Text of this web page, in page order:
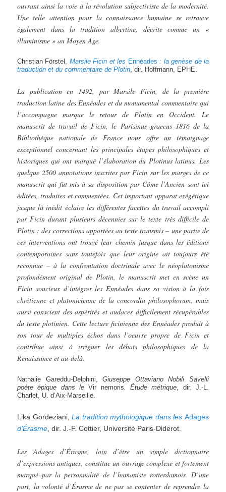
ouvrant ainsi la voie à la révolution subjectiviste de la modernité.
Une telle attention pour la connaissance humaine se retrouve
également dans la tradition albertine, décrite comme un «
illuminisme » au Moyen Age.
Christian Förstel, Marsile Ficin et les Ennéades: la genèse de la
traduction et du commentaire de Plotin, dir. Hoffmann, EPHE.
La publication en 1492, par Marsile Ficin, de la première
traduction latine des Ennéades et du monumental commentaire qui
l’accompagne marque le retour de Plotin en Occident. Le
manuscrit de travail de Ficin, le Parisinus graecus 1816 de la
Bibliothèque nationale de France nous offre un témoignage
exceptionnel concernant les principales étapes philosophiques et
historiques qui ont marqué l’élaboration du Plotinus latinus. Les
quelque 2500 annotations inscrites par Ficin sur les marges de ce
manuscrit qui fut mis à sa disposition par Côme l’Ancien sont ici
éditées, traduites et commentées. Cet important apparat exégétique
jusque là inédit éclaire les différentes facettes du travail accompli
par Ficin durant plusieurs décennies sur le texte très difficile de
Plotin : des corrections apportées au texte transmis – une partie de
ces interventions ont trouvé leur chemin jusque dans les éditions
contemporaines sans toutefois que leur origine ait toujours été
reconnue – à la confrontation doctrinale avec le néoplatonisme
profondément original de Plotin, le manuscrit met en scène un
Ficin soucieux d’intégrer les Ennéades dans sa vision à la fois
chrétienne et platonicienne de la concordia philosophorum, mais
aussi conscient des aspérités et audaces difficilement récupérables
du texte plotinien. Cette lecture ficinienne des Ennéades produit à
son tour de multiples échos dans l’oeuvre propre de Ficin et
contribue ainsi à irriguer les débats philosophiques de la
Renaissance et au-delà.
Nathalie Gareddu-Delphini,Giuseppe Ottaviano Nobili Savelli
poète épique dans leVir nemoris . Étudemétrique , dir. J.-L.
Charlet, U. d’Aix-Marseille.
Lika Gordeziani,La tradition mythologique dans les Adages
d’Érasme , dir. J.-F. Cottier, Université Paris-Diderot.
Les Adages d’Érasme, loin d’être un simple dictionnaire
d’expressions antiques, constitue un ouvrage complexe et fortement
marqué par la personnalité de l’humaniste rotterdamois. D’une
part, la volonté d’Érasme de ne pas se contenter de reprendre la